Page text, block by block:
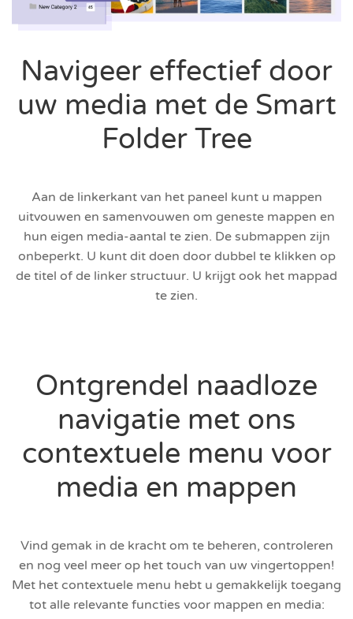
Navigeer effectief door
uw media met de Smart
Folder Tree
Aan de linkerkant van het paneel kunt u mappen
uitvouwen en samenvouwen om geneste mappen en
hun eigen media-aantal te zien. De submappen zijn
onbeperkt. U kunt dit doen door dubbel te klikken op
de titel of de linker structuur. U krijgt ook het mappad
te zien.
Ontgrendel naadloze
navigatie met ons
contextuele menu voor
media en mappen
Vind gemak in de kracht om te beheren, controleren
en nog veel meer op het touch van uw vingertoppen!
Met het contextuele menu hebt u gemakkelijk toegang
tot alle relevante functies voor mappen en media: